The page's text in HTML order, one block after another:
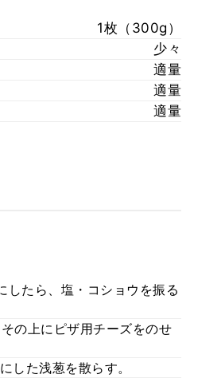
1枚（300g）
少々
適量
適量
適量
したら、塩・コショウを振る
の上にピザ用チーズをのせ
した浅葱を散らす。